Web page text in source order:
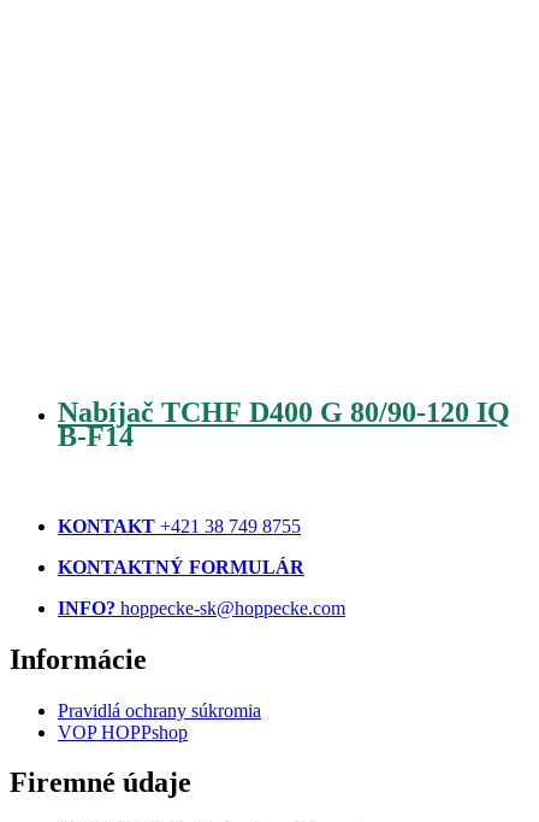
Nabíjač TCHF D400 G 80/90-120 IQ
B-F14
KONTAKT +421 38 749 8755
KONTAKTNÝ FORMULÁR
INFO? hoppecke-sk@hoppecke.com
Informácie
Pravidlá ochrany súkromia
VOP HOPPshop
Firemné údaje